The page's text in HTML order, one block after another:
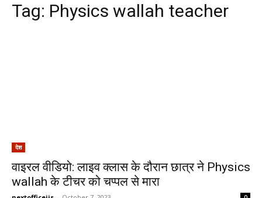
Tag: Physics wallah teacher
देश
वाइरल वीडियो: लाइव क्लास के दौरान छात्र ने Physics
wallah के टीचर को चप्पल से मारा